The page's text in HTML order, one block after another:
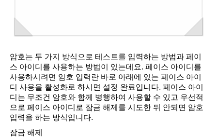
암호는 두 가지 방식으로 테스트를 입력하는 방법과 페이
스 아이디를 사용하는 방법이 있는데요. 페이스 아이디를
사용하시려면 암호 입력란 바로 아래에 있는 페이스 아이
디 사용을 활성화로 하시면 설정 완료입니다. 페이스 아이
디는 무조건 암호와 함께 병행하여 사용할 수 있고 우선적
으로 페이스 아이디로 잠금 해제를 시도한 뒤 안되면 암호
입력을 하는 방식입니다.
잠금 해제